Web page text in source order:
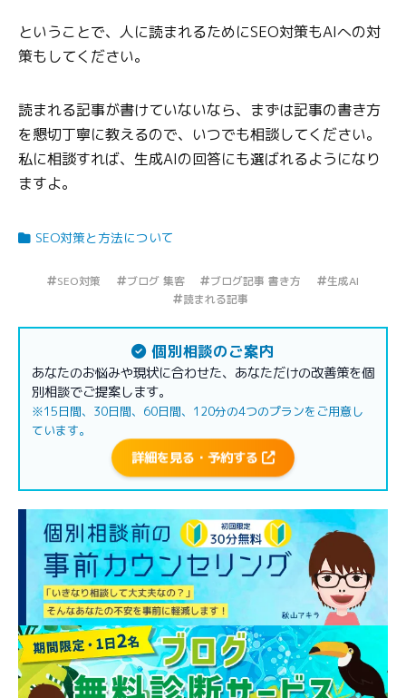
ということで、人に読まれるためにSEO対策もAIへの対
策もしてください。
読まれる記事が書けていないなら、まずは記事の書き方
を懇切丁寧に教えるので、いつでも相談してください。
私に相談すれば、生成AIの回答にも選ばれるようになり
ますよ。
SEO対策と方法について
SEO対策 ブログ 集客 ブログ記事 書き方
生成AI
読まれる記事
個別相談のご案内
あなたのお悩みや現状に合わせた、あなただけの改善策を個
別相談でご提案します。
※15日間、30日間、60日間、120分の4つのプランをご用意し
ています。
詳細を見る・予約する